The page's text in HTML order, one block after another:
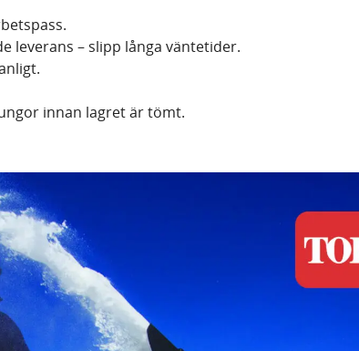
leverans – slipp långa väntetider.
innan lagret är tömt.